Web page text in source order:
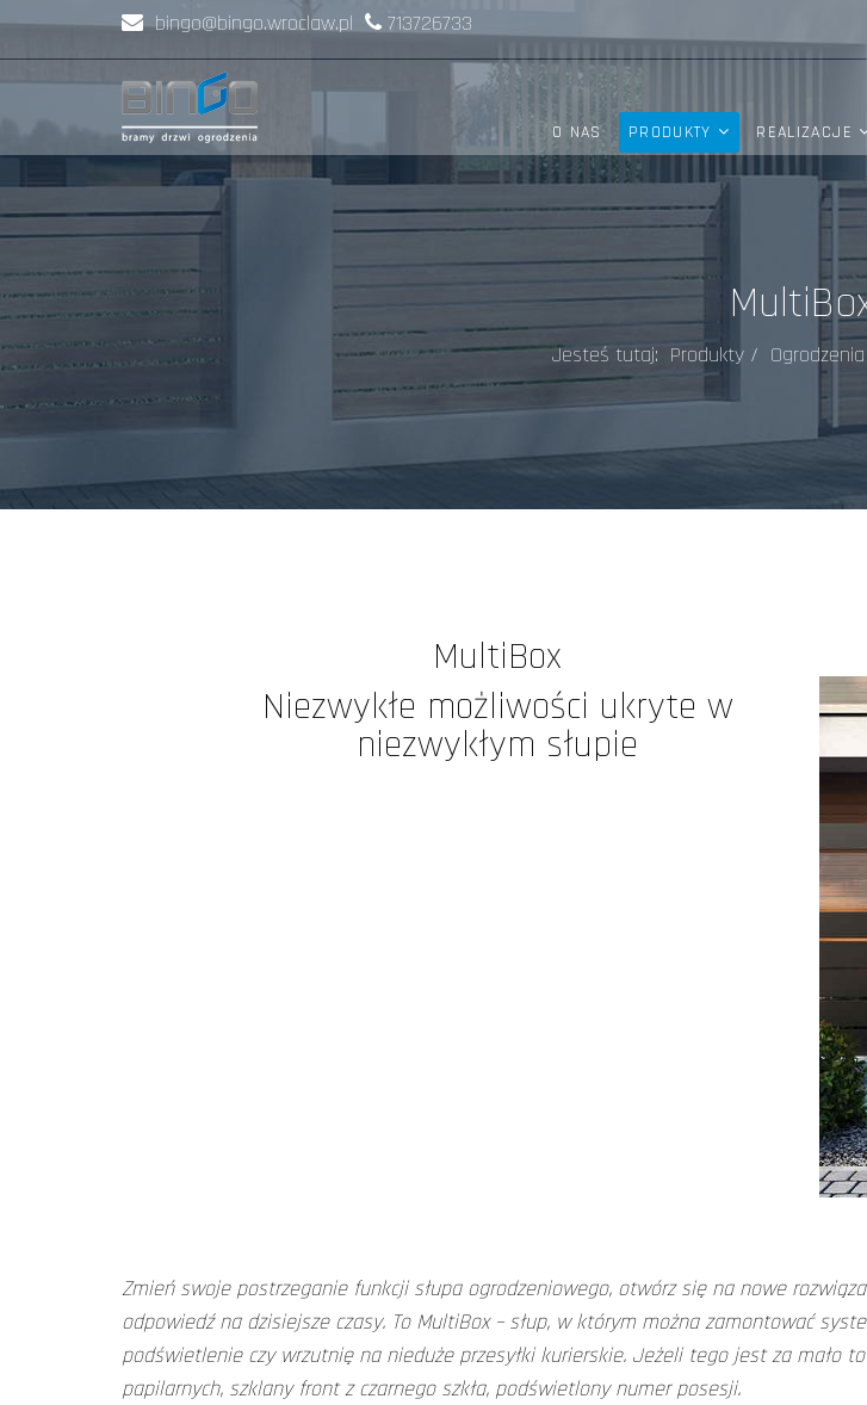
bingo@bingo.wroclaw.pl 713726733
O NAS PRODUKTY REALIZACJE
Jesteś tutaj: Produkty
MultiBox
Niezwykłe możliwości ukryte w
niezwykłym słupie
Zmień swoje postrzeganie funkcji słupa ogrodzeniowego, otwórz się na nowe
odpowiedź na dzisiejsze czasy. To MultiBox – słup, w którym można zamontować
podświetlenie czy wrzutnię na nieduże przesyłki kurierskie. Jeżeli tego jest za mało
papilarnych, szklany front z czarnego szkła, podświetlony numer posesji.